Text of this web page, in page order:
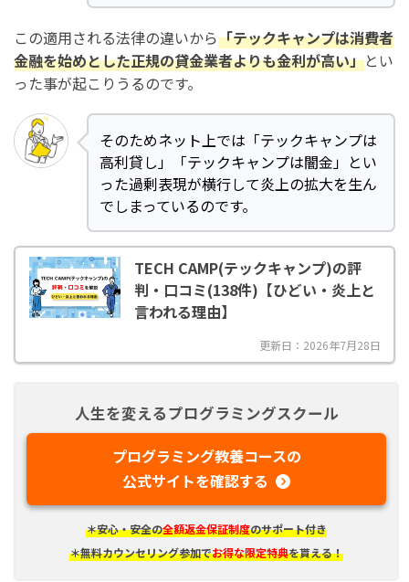
この適用される法律の違いから「テックキャンプは消費者
金融を始めとした正規の貸金業者よりも金利が高い」とい
った事が起こりうるのです。
そのためネット上では「テックキャンプは
高利貸し」「テックキャンプは闇金」とい
った過剰表現が横行して炎上の拡大を生ん
でしまっているのです。
TECH CAMP(テックキャンプ)の評
判・口コミ(138件)【ひどい・炎上と
言われる理由】
更新日：2026年7月28日
人生を変えるプログラミングスクール
プログラミング教養コースの
公式サイトを確認する
＊安心・安全の全額返金保証制度のサポート付き
＊無料カウンセリング参加でお得な限定特典を貰える！